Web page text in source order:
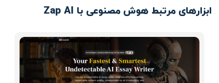
ابزارهای مرتبط هوش مصنوعی با Zap AI